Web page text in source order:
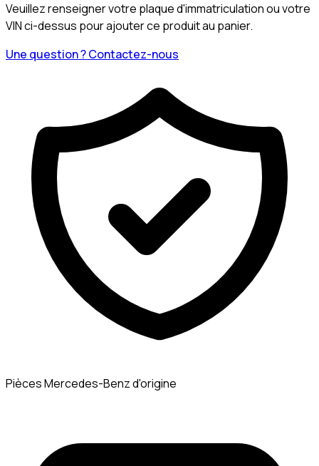
Veuillez renseigner votre plaque d'immatriculation ou votre
VIN ci-dessus pour ajouter ce produit au panier.
Une question ? Contactez-nous
Pièces Mercedes-Benz d'origine